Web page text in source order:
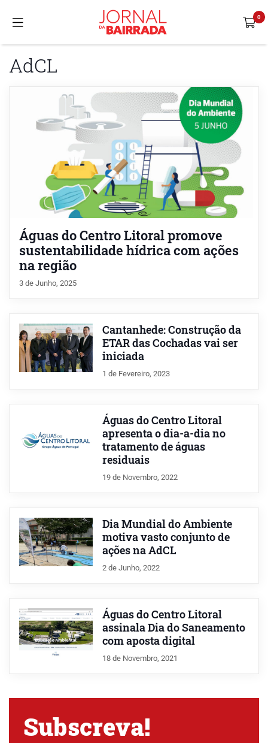
AdCL
Águas do Centro Litoral promove
sustentabilidade hídrica com ações
na região
3 de Junho, 2025
Cantanhede: Construção da
ETAR das Cochadas vai ser
iniciada
1 de Fevereiro, 2023
Águas do Centro Litoral
apresenta o dia-a-dia no
tratamento de águas
residuais
19 de Novembro, 2022
Dia Mundial do Ambiente
motiva vasto conjunto de
ações na AdCL
2 de Junho, 2022
Águas do Centro Litoral
assinala Dia do Saneamento
com aposta digital
18 de Novembro, 2021
Subscreva!